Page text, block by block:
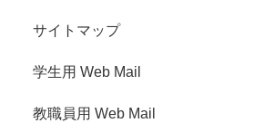
サイトマップ
学生用 Web Mail
教職員用 Web Mail